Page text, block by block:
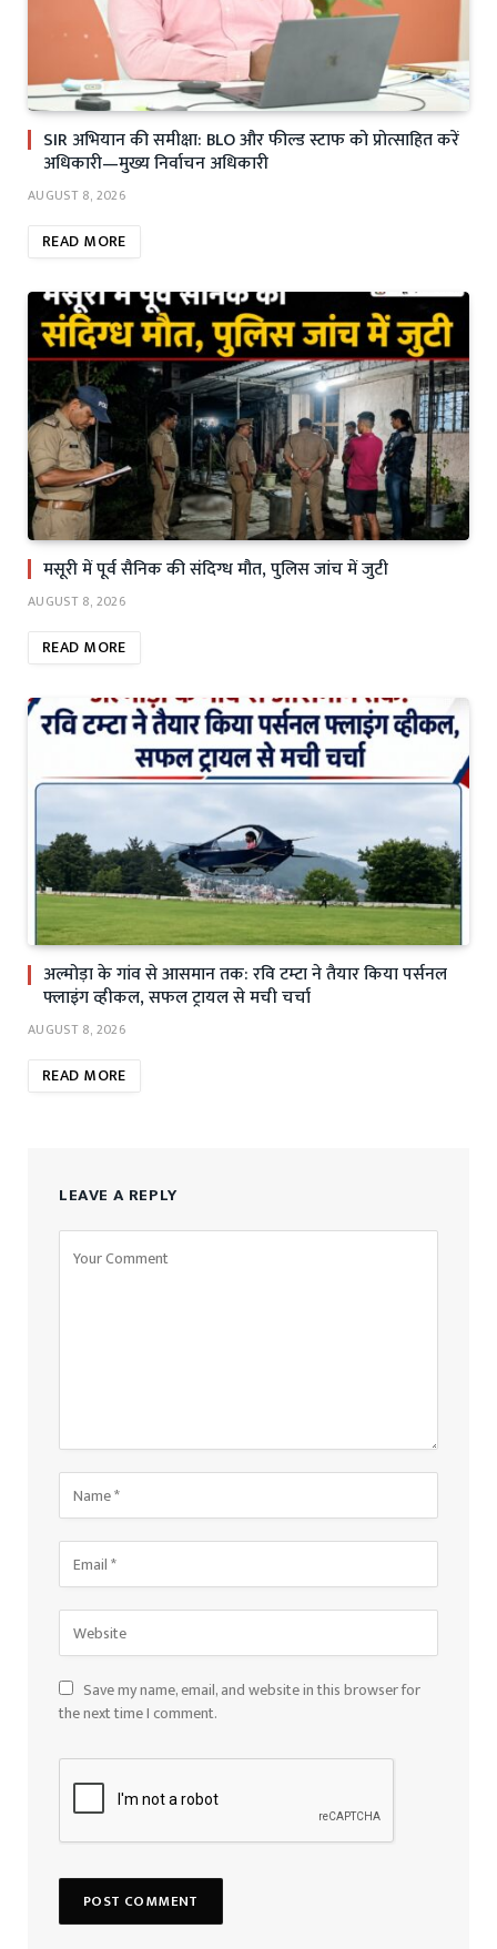
SIR अभियान की समीक्षा: BLO और फील्ड स्टाफ को प्रोत्साहित करें
अधिकारी—मुख्य निर्वाचन अधिकारी
AUGUST 8, 2026
READ MORE
मसूरी में पूर्व सैनिक की संदिग्ध मौत, पुलिस जांच में जुटी
AUGUST 8, 2026
READ MORE
अल्मोड़ा के गांव से आसमान तक: रवि टम्टा ने तैयार किया पर्सनल
फ्लाइंग व्हीकल, सफल ट्रायल से मची चर्चा
AUGUST 8, 2026
READ MORE
LEAVE A REPLY
Save my name, email, and website in this browser for
the next time I comment.